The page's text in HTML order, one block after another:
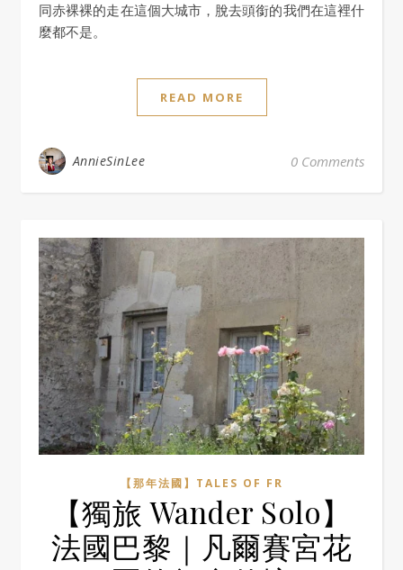
同赤裸裸的走在這個大城市，脫去頭銜的我們在這裡什
麼都不是。
READ MORE
AnnieSinLee 0 Comments
【那年法國】TALES OF FR
【獨旅 Wander Solo】
法國巴黎｜凡爾賽宮花